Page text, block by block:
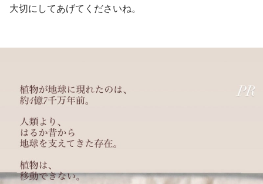
大切にしてあげてくださいね。